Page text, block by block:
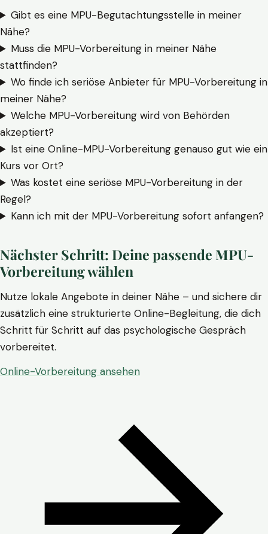
Gibt es eine MPU-Begutachtungsstelle in meiner
Nähe?
Muss die MPU-Vorbereitung in meiner Nähe
stattfinden?
Wo finde ich seriöse Anbieter für MPU-Vorbereitung in
meiner Nähe?
Welche MPU-Vorbereitung wird von Behörden
akzeptiert?
Ist eine Online-MPU-Vorbereitung genauso gut wie ein
Kurs vor Ort?
Was kostet eine seriöse MPU-Vorbereitung in der
Regel?
Kann ich mit der MPU-Vorbereitung sofort anfangen?
Nächster Schritt: Deine passende MPU-
Vorbereitung wählen
Nutze lokale Angebote in deiner Nähe – und sichere dir
zusätzlich eine strukturierte Online-Begleitung, die dich
Schritt für Schritt auf das psychologische Gespräch
vorbereitet.
Online-Vorbereitung ansehen